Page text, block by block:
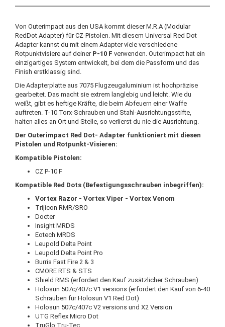
Von Outerimpact aus den USA kommt dieser M.R.A (Modular
RedDot Adapter) für CZ-Pistolen. Mit diesem Universal Red Dot
Adapter kannst du mit einem Adapter viele verschiedene
Rotpunktvisiere auf deiner P-10 F verwenden. Outerimpact hat ein
einzigartiges System entwickelt, bei dem die Passform und das
Finish erstklassig sind.
Die Adapterplatte aus 7075 Flugzeugaluminium ist hochpräzise
gearbeitet. Das macht sie extrem langlebig und leicht. Wie du
weißt, gibt es heftige Kräfte, die beim Abfeuern einer Waffe
auftreten. T-10 Torx-Schrauben und Stahl-Ausrichtungsstifte,
halten alles an Ort und Stelle, so verlierst du nie die Ausrichtung.
Der Outerimpact Red Dot- Adapter funktioniert mit diesen
Pistolen und Rotpunkt-Visieren:
Kompatible Pistolen:
CZ P-10 F
Kompatible Red Dots (Befestigungsschrauben inbegriffen):
Vortex Razor - Vortex Viper - Vortex Venom
Trijicon RMR/SRO
Docter
Insight MRDS
Eotech MRDS
Leupold Delta Point
Leupold Delta Point Pro
Burris Fast Fire 2 & 3
CMORE RTS & STS
Shield RMS (erfordert den Kauf zusätzlicher Schrauben)
Holosun 507c/407c V1 versions (erfordert den Kauf von 6-40
Schrauben für Holosun V1 Red Dot)
Holosun 507c/407c V2 versions und X2 Version
UTG Reflex Micro Dot
TruGlo Tru-Tec